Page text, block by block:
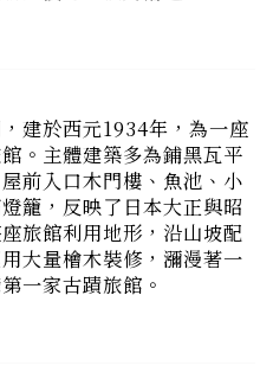
。主體建築多為鋪黑瓦平
前入口木門樓、魚池、小
籠，反映了日本大正與昭
旅館利用地形，沿山坡配
大量檜木裝修，瀰漫著一
一家古蹟旅館。